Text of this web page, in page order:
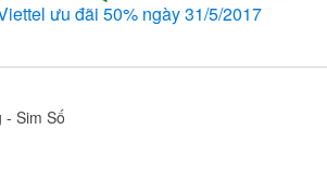
ưu đãi 50% ngày 31/5/2017
- Sim Số